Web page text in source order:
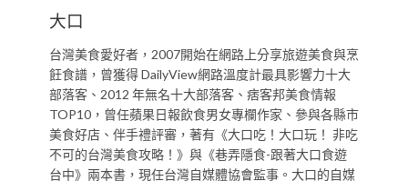
大口
台灣美食愛好者，2007開始在網路上分享旅遊美食與烹
飪食譜，曾獲得 DailyView網路溫度計最具影響力十大
部落客、2012 年無名十大部落客、痞客邦美食情報
TOP10，曾任蘋果日報飲食男女專欄作家、參與各縣市
美食好店、伴手禮評審，著有《大口吃！大口玩！ 非吃
不可的台灣美食攻略！》與《巷弄隱食-跟著大口食遊
台中》兩本書，現任台灣自媒體協會監事。大口的自媒